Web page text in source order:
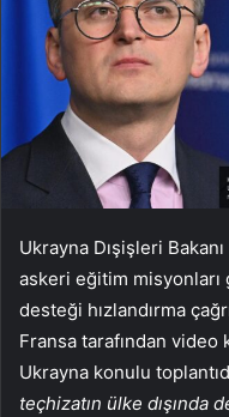
Ukrayna Dışişleri Bakanı
askeri eğitim misyonları
desteği hızlandırma
Fransa tarafından
Ukrayna konulu
teçhizatın ülke dışında